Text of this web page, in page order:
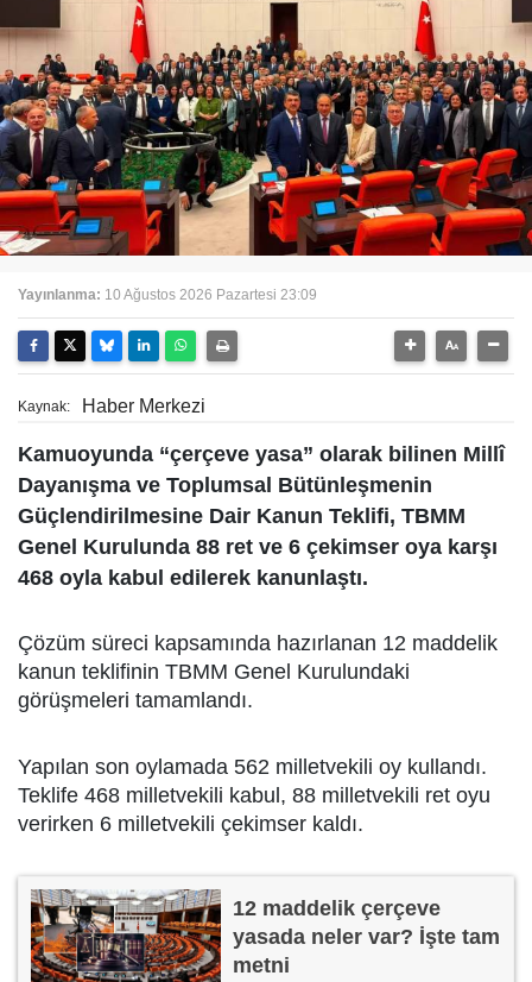
Yayınlanma: 10 Ağustos 2026 Pazartesi 23:09
Kaynak: Haber Merkezi
Kamuoyunda “çerçeve yasa” olarak bilinen Millî
Dayanışma ve Toplumsal Bütünleşmenin
Güçlendirilmesine Dair Kanun Teklifi, TBMM
Genel Kurulunda 88 ret ve 6 çekimser oya karşı
468 oyla kabul edilerek kanunlaştı.
Çözüm süreci kapsamında hazırlanan 12 maddelik
kanun teklifinin TBMM Genel Kurulundaki
görüşmeleri tamamlandı.
Yapılan son oylamada 562 milletvekili oy kullandı.
Teklife 468 milletvekili kabul, 88 milletvekili ret oyu
verirken 6 milletvekili çekimser kaldı.
12 maddelik çerçeve
yasada neler var? İşte tam
metni